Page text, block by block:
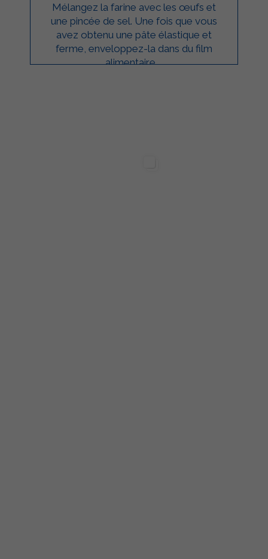
Mélangez la farine avec les œufs et
une pincée de sel. Une fois que vous
avez obtenu une pâte élastique et
ferme, enveloppez-la dans du film
alimentaire ...